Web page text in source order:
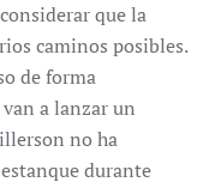
que la
caminos posibles.
de forma
a lanzar un
no ha
durante